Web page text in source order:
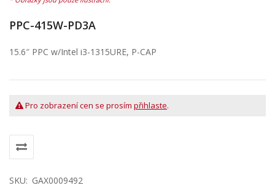
PPC-415W-PD3A
15.6″ PPC w/Intel i3-1315URE, P-CAP
Pro zobrazení cen se prosím přihlaste.
SKU: GAX0009492